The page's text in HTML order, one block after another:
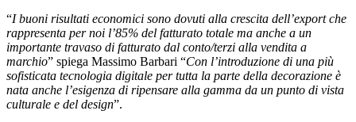
“I buoni risultati economici sono dovuti alla crescita dell’export che
rappresenta per noi l’85% del fatturato totale ma anche a un
importante travaso di fatturato dal conto/terzi alla vendita a
marchio” spiega Massimo Barbari “Con l’introduzione di una più
sofisticata tecnologia digitale per tutta la parte della decorazione è
nata anche l’esigenza di ripensare alla gamma da un punto di vista
culturale e del design”.